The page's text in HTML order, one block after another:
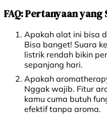
FAQ: Pertanyaan
Apakah alat ini bisa
Bisa banget! Suara
listrik rendah bikin
sepanjang hari.
Apakah
Nggak wajib. Fitur
kamu cuma butuh
efektif tanpa aroma.